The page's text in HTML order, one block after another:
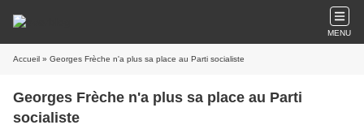
MENU
Accueil » Georges Frèche n'a plus sa place au Parti socialiste
Georges Frèche n'a plus sa place au Parti
socialiste